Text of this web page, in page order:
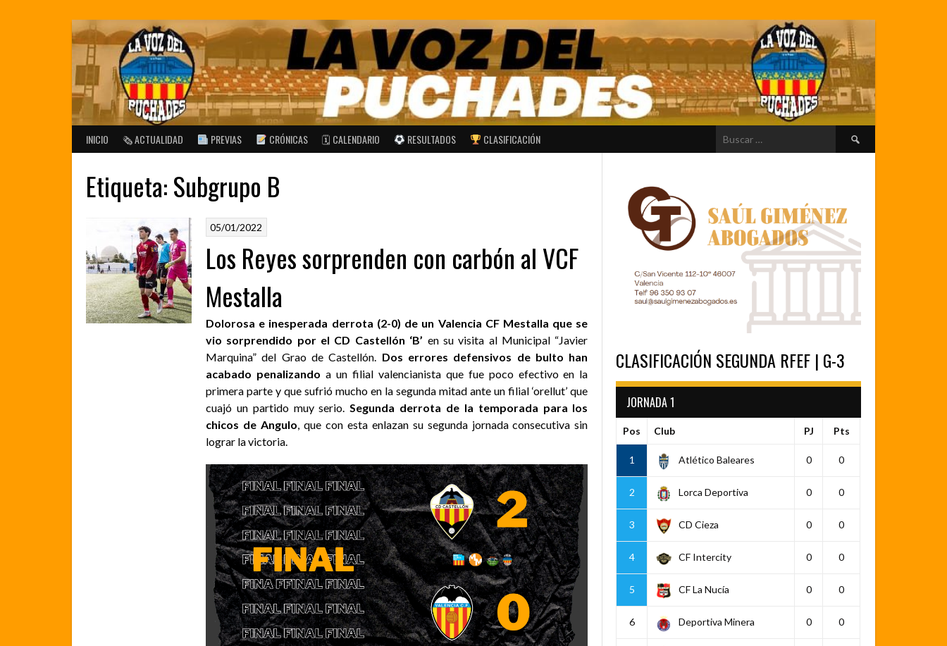
INICIO 🗞 ACTUALIDAD PREVIAS CRÓNICAS 🗓 CALENDARIO RESULTADOS CLASIFICACIÓN Buscar:
Etiqueta:Subgrupo B
05/01/2022
Los Reyes sorprenden con carbón al VCF
Mestalla
Dolorosa e inesperada derrota (2-0) de un Valencia CF Mestalla que se
vio sorprendido por el CD Castellón ‘B’ en su visita al Municipal “Javier
Marquina” del Grao de Castellón. Dos errores defensivos de bulto han
acabado penalizando a un filial valencianista que fue poco efectivo en la
primera parte y que sufrió mucho en la segunda mitad ante un filial ‘orellut’ que
cuajó un partido muy serio. Segunda derrota de la temporada para los
chicos de Angulo , que con esta enlazan su segunda jornada consecutiva sin
lograr la victoria.
CLASIFICACIÓN SEGUNDA RFEF | G-3
JORNADA 1
Pos Club PJ Pts
1 Atlético Baleares 0 0
2 Lorca Deportiva 0 0
3 CD Cieza 0 0
4 CF Intercity 0 0
5 CF La Nucía 0 0
6 Deportiva Minera 0 0